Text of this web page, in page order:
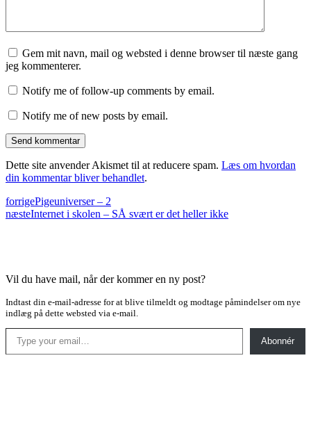
Gem mit navn, mail og websted i denne browser til næste gang
jeg kommenterer.
Notify me of follow-up comments by email.
Notify me of new posts by email.
Dette site anvender Akismet til at reducere spam. Læs om hvordan
din kommentar bliver behandlet.
forrigePigeuniverser – 2
næsteInternet i skolen – SÅ svært er det heller ikke
Vil du have mail, når der kommer en ny post?
Indtast din e-mail-adresse for at blive tilmeldt og modtage påmindelser om nye
indlæg på dette websted via e-mail.
Type your email…
Abonnér